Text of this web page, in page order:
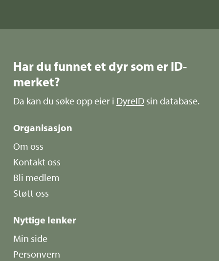
Har du funnet et dyr som er ID-
merket?
Da kan du søke opp eier i DyreID sin database.
Organisasjon
Om oss
Kontakt oss
Bli medlem
Støtt oss
Nyttige lenker
Min side
Personvern